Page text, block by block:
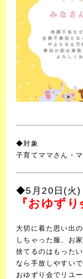
◆対象
子育てママさん・
◆5月20日(火)
『おゆずり
大切に着た思い出
しちゃった服、お
捨てるのはもった
なら手放しやすい
おゆずり会でリユ